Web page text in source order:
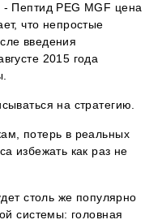
Пептид PEG MGF цена
что непростые
введения
2015 года
на стратегию.
потерь в реальных
избежать как раз не
столь же популярно
системы: головная